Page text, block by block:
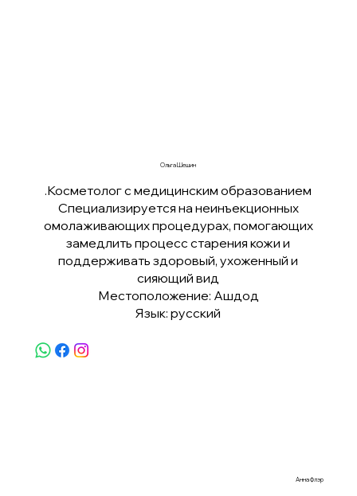
Ольга Шешин
Косметолог с медицинским образованием.
Специализируется на неинъекционных
омолаживающих процедурах, помогающих
замедлить процесс старения кожи и
поддерживать здоровый, ухоженный и
сияющий вид
Местоположение: Ашдод
Язык: русский
Анна Флэр